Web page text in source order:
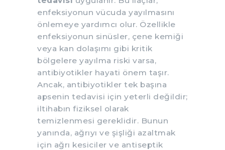
enfeksiyonun vücuda yayılmasını
önlemeye yardımcı olur. Özellikle
enfeksiyonun sinüsler, çene kemiği
veya kan dolaşımı gibi kritik
bölgelere yayılma riski varsa,
antibiyotikler hayati önem taşır.
Ancak, antibiyotikler tek başına
apsenin tedavisi için yeterli değildir;
iltihabın fiziksel olarak
temizlenmesi gereklidir. Bunun
yanında, ağrıyı ve şişliği azaltmak
için ağrı kesiciler ve antiseptik